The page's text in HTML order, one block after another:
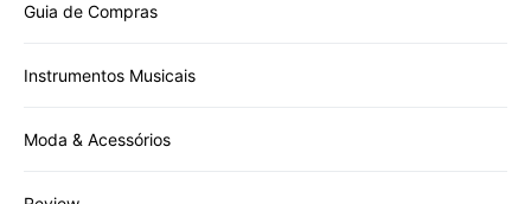
Guia de Compras
Instrumentos Musicais
Moda & Acessórios